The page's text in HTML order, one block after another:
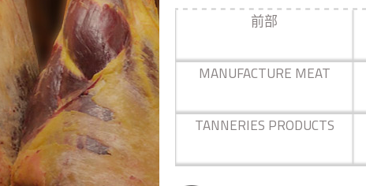
前部
MANUFACTURE MEAT
TANNERIES PRODUCTS